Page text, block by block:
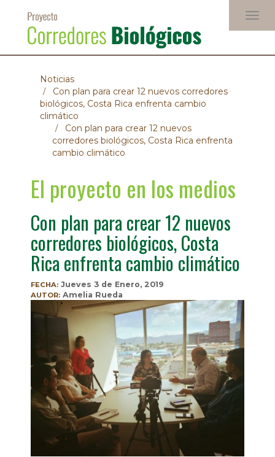
contenido
principal
Noticias
Con plan para crear 12 nuevos corredores
biológicos, Costa Rica enfrenta cambio
climático
Con plan para crear 12 nuevos
corredores biológicos, Costa Rica enfrenta
cambio climático
El proyecto en los medios
Con plan para crear 12 nuevos
corredores biológicos, Costa
Rica enfrenta cambio climático
FECHA: Jueves 3 de Enero, 2019
AUTOR: Amelia Rueda